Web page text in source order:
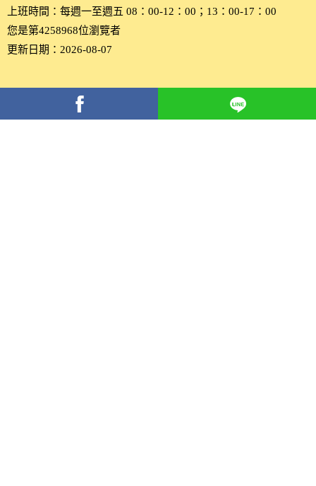
上班時間：每週一至週五 08：00-12：00；13：00-17：00
您是第4258968位瀏覽者
更新日期：2026-08-07